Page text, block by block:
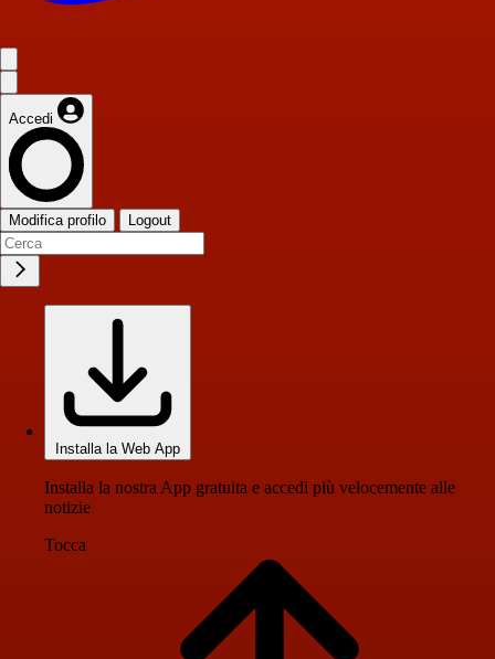
Accedi
Modifica profilo Logout
Installa la Web App
Installa la nostra App gratuita e accedi più velocemente alle
notizie
Tocca